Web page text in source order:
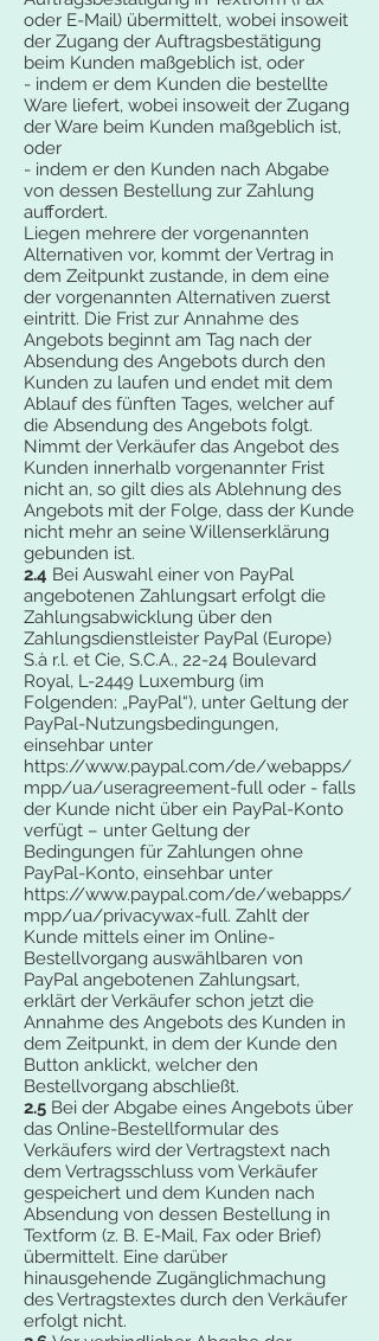
oder E-Mail) übermittelt, wobei insoweit
der Zugang der Auftragsbestätigung
beim Kunden maßgeblich ist, oder
- indem er dem Kunden die bestellte
Ware liefert, wobei insoweit der Zugang
der Ware beim Kunden maßgeblich ist,
oder
- indem er den Kunden nach Abgabe
von dessen Bestellung zur Zahlung
auffordert.
Liegen mehrere der vorgenannten
Alternativen vor, kommt der Vertrag in
dem Zeitpunkt zustande, in dem eine
der vorgenannten Alternativen zuerst
eintritt. Die Frist zur Annahme des
Angebots beginnt am Tag nach der
Absendung des Angebots durch den
Kunden zu laufen und endet mit dem
Ablauf des fünften Tages, welcher auf
die Absendung des Angebots folgt.
Nimmt der Verkäufer das Angebot des
Kunden innerhalb vorgenannter Frist
nicht an, so gilt dies als Ablehnung des
Angebots mit der Folge, dass der Kunde
nicht mehr an seine Willenserklärung
gebunden ist.
2.4 Bei Auswahl einer von PayPal
angebotenen Zahlungsart erfolgt die
Zahlungsabwicklung über den
Zahlungsdienstleister PayPal (Europe)
S.à r.l. et Cie, S.C.A., 22-24 Boulevard
Royal, L-2449 Luxemburg (im
Folgenden: „PayPal“), unter Geltung der
PayPal-Nutzungsbedingungen,
einsehbar unter
https://www.paypal.com/de/webapps/
mpp/ua/useragreement-full oder - falls
der Kunde nicht über ein PayPal-Konto
verfügt – unter Geltung der
Bedingungen für Zahlungen ohne
PayPal-Konto, einsehbar unter
https://www.paypal.com/de/webapps/
mpp/ua/privacywax-full. Zahlt der
Kunde mittels einer im Online-
Bestellvorgang auswählbaren von
PayPal angebotenen Zahlungsart,
erklärt der Verkäufer schon jetzt die
Annahme des Angebots des Kunden in
dem Zeitpunkt, in dem der Kunde den
Button anklickt, welcher den
Bestellvorgang abschließt.
2.5 Bei der Abgabe eines Angebots über
das Online-Bestellformular des
Verkäufers wird der Vertragstext nach
dem Vertragsschluss vom Verkäufer
gespeichert und dem Kunden nach
Absendung von dessen Bestellung in
Textform (z. B. E-Mail, Fax oder Brief)
übermittelt. Eine darüber
hinausgehende Zugänglichmachung
des Vertragstextes durch den Verkäufer
erfolgt nicht.